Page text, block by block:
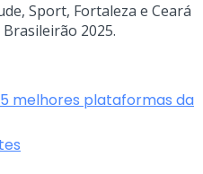
Sport, Fortaleza e Ceará
2025.
melhores plataformas da